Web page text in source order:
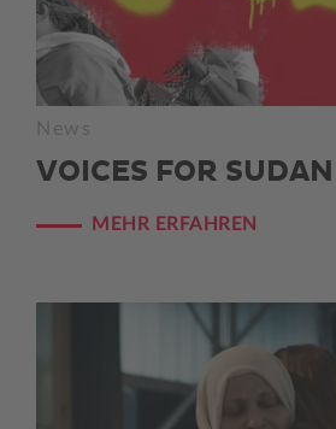
News
VOICES FOR SUDAN
MEHR ERFAHREN